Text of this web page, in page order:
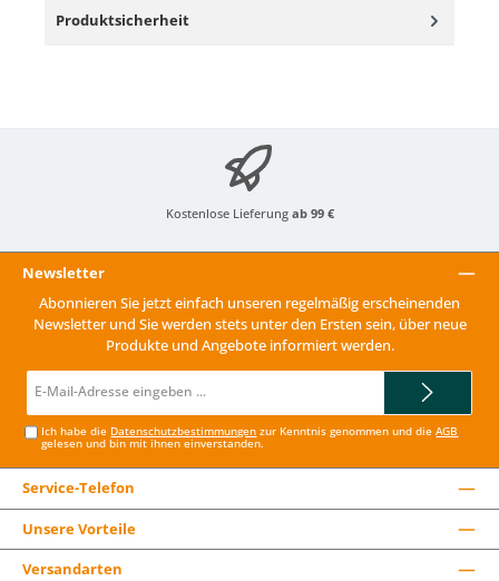
Produktsicherheit
Kostenlose Lieferung ab 99 €
Newsletter
Abonnieren Sie jetzt einfach unseren regelmäßig erscheinenden
Newsletter und Sie werden stets unter den Ersten sein, über neue
Produkte und Angebote informiert werden.
Mail-
Ich habe die Datenschutzbestimmungen zur Kenntnis genommen und dieAGB
gelesen und bin mit ihnen einverstanden.
Service-Telefon
Unsere Vorteile
Versandarten